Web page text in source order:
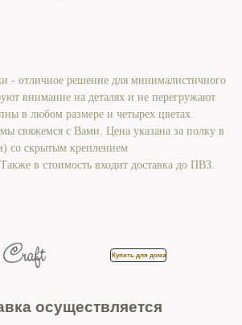
- отличное решение для минималистичного
внимание на деталях и не перегружают
в любом размере и четырех цветах.
свяжемся с Вами. Цена указана за полку в
со скрытым креплением
в стоимость входит доставка до ПВЗ.
осуществляется
Купить для дома